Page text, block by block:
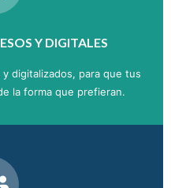
Y DIGITALES
digitalizados, para que tus
la forma que prefieran.